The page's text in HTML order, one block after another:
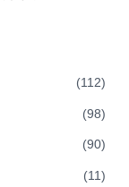
(112)
(98)
(90)
(11)